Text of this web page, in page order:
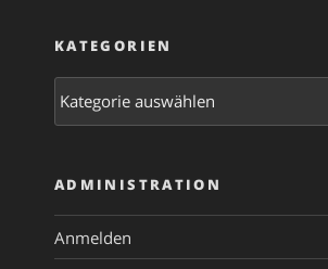
KATEGORIEN
ADMINISTRATION
Anmelden